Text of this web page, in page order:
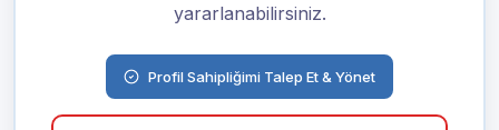
yararlanabilirsiniz.
Profil Sahipliğimi Talep Et & Yönet